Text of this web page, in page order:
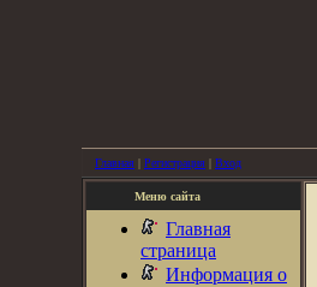
Главная | Регистрация | Вход
Меню сайта
Главная
страница
Информация о